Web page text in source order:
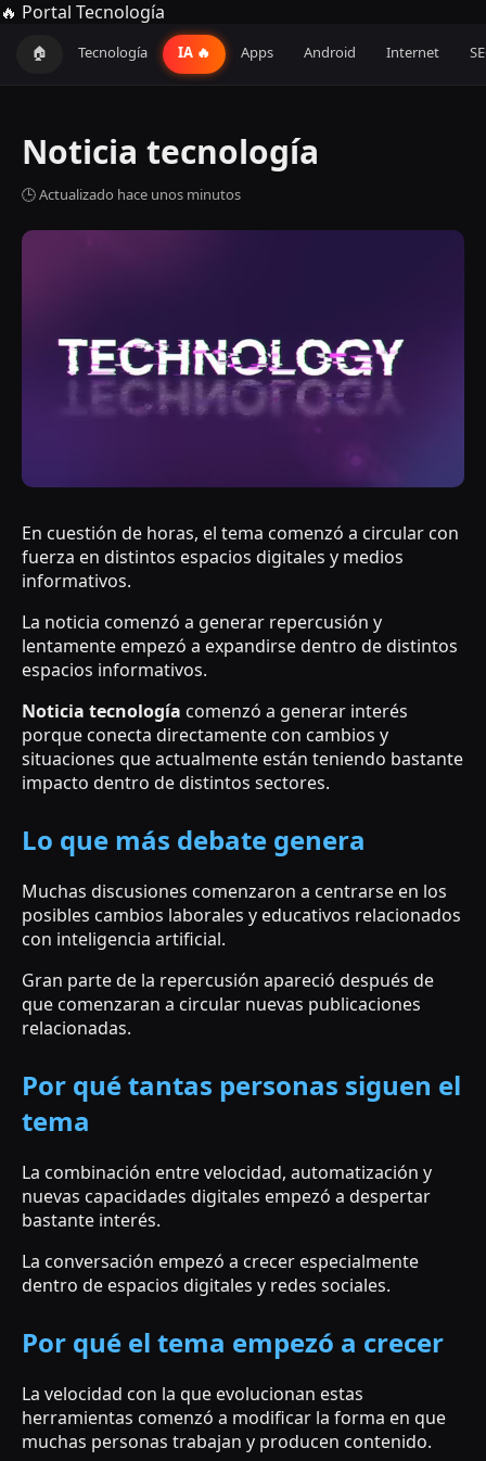
🔥 Portal Tecnología
🏠 Tecnología IA 🔥 Apps Android Internet
Noticia tecnología
🕒 Actualizado hace unos minutos
En cuestión de horas, el tema comenzó a circular con
fuerza en distintos espacios digitales y medios
informativos.
La noticia comenzó a generar repercusión y
lentamente empezó a expandirse dentro de distintos
espacios informativos.
Noticia tecnología comenzó a generar interés
porque conecta directamente con cambios y
situaciones que actualmente están teniendo bastante
impacto dentro de distintos sectores.
Lo que más debate genera
Muchas discusiones comenzaron a centrarse en los
posibles cambios laborales y educativos relacionados
con inteligencia artificial.
Gran parte de la repercusión apareció después de
que comenzaran a circular nuevas publicaciones
relacionadas.
Por qué tantas personas siguen el
tema
La combinación entre velocidad, automatización y
nuevas capacidades digitales empezó a despertar
bastante interés.
La conversación empezó a crecer especialmente
dentro de espacios digitales y redes sociales.
Por qué el tema empezó a crecer
La velocidad con la que evolucionan estas
herramientas comenzó a modificar la forma en que
muchas personas trabajan y producen contenido.